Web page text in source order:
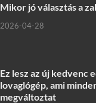
Mikor jó választás a
2026-04-28
Ez lesz az új kedvenc
lovaglógép, ami
megváltoztat